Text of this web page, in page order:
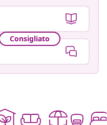
Consigliato